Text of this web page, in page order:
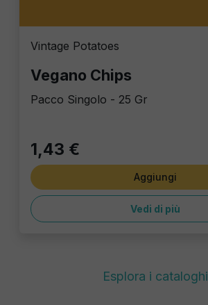
Vintage Potatoes
Vegano Chips
Pacco Singolo - 25 Gr
1,43 €
Aggiungi
Vedi di più
Esplora i cataloghi